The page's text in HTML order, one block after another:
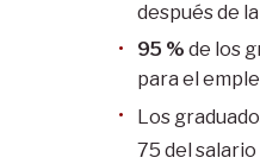
después de
95 % de los
para el
Los
75 del